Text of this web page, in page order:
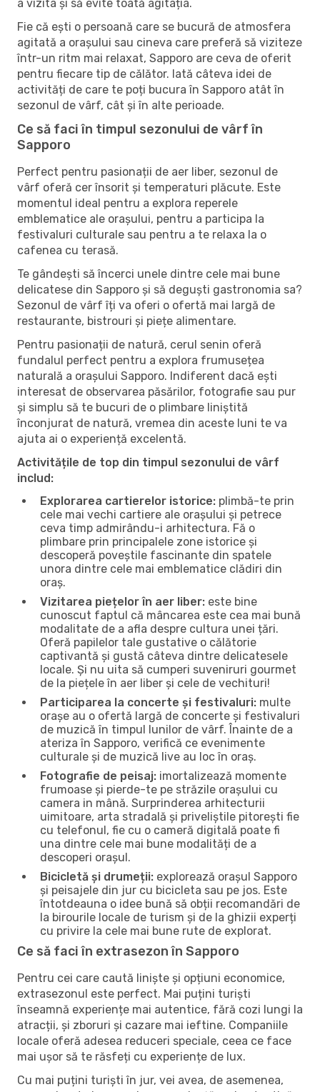
a vizita și să evite toată agitația.
Fie că ești o persoană care se bucură de atmosfera
agitată a orașului sau cineva care preferă să viziteze
într-un ritm mai relaxat, Sapporo are ceva de oferit
pentru fiecare tip de călător. Iată câteva idei de
activități de care te poți bucura în Sapporo atât în ​​
sezonul de vârf, cât și în alte perioade.
Ce să faci în timpul sezonului de vârf în
Sapporo
Perfect pentru pasionații de aer liber, sezonul de
vârf oferă cer însorit și temperaturi plăcute. Este
momentul ideal pentru a explora reperele
emblematice ale orașului, pentru a participa la
festivaluri culturale sau pentru a te relaxa la o
cafenea cu terasă.
Te gândești să încerci unele dintre cele mai bune
delicatese din Sapporo și să deguști gastronomia sa?
Sezonul de vârf îți va oferi o ofertă mai largă de
restaurante, bistrouri și piețe alimentare.
Pentru pasionații de natură, cerul senin oferă
fundalul perfect pentru a explora frumusețea
naturală a orașului Sapporo. Indiferent dacă ești
interesat de observarea păsărilor, fotografie sau pur
și simplu să te bucuri de o plimbare liniștită
înconjurat de natură, vremea din aceste luni te va
ajuta ai o experiență excelentă.
Activitățile de top din timpul sezonului de vârf
includ:
Explorarea cartierelor istorice: plimbă-te prin
cele mai vechi cartiere ale orașului și petrece
ceva timp admirându-i arhitectura. Fă o
plimbare prin principalele zone istorice și
descoperă poveștile fascinante din spatele
unora dintre cele mai emblematice clădiri din
oraș.
Vizitarea piețelor în aer liber: este bine
cunoscut faptul că mâncarea este cea mai bună
modalitate de a afla despre cultura unei țări.
Oferă papilelor tale gustative o călătorie
captivantă și gustă câteva dintre delicatesele
locale. Și nu uita să cumperi suveniruri gourmet
de la piețele în aer liber și cele de vechituri!
Participarea la concerte și festivaluri: multe
orașe au o ofertă largă de concerte și festivaluri
de muzică în timpul lunilor de vârf. Înainte de a
ateriza în Sapporo, verifică ce evenimente
culturale și de muzică live au loc în oraș.
Fotografie de peisaj: imortalizează momente
frumoase și pierde-te pe străzile orașului cu
camera in mână. Surprinderea arhitecturii
uimitoare, arta stradală și priveliștile pitorești fie
cu telefonul, fie cu o cameră digitală poate fi
una dintre cele mai bune modalități de a
descoperi orașul.
Bicicletă și drumeții: explorează orașul Sapporo
și peisajele din jur cu bicicleta sau pe jos. Este
întotdeauna o idee bună să obții recomandări de
la birourile locale de turism și de la ghizii experți
cu privire la cele mai bune rute de explorat.
Ce să faci în extrasezon în Sapporo
Pentru cei care caută liniște și opțiuni economice,
extrasezonul este perfect. Mai puțini turiști
înseamnă experiențe mai autentice, fără cozi lungi la
atracții, și zboruri și cazare mai ieftine. Companiile
locale oferă adesea reduceri speciale, ceea ce face
mai ușor să te răsfeți cu experiențe de lux.
Cu mai puțini turiști în jur, vei avea, de asemenea,